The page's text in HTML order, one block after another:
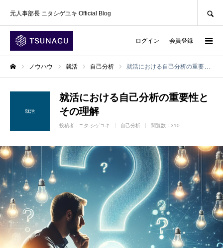
元人事部長 ニタシゲユキ Official Blog
ログイン 会員登録
ノウハウ 就活 自己分析 就活における自己分析の重要性とその理解
就活
就活における自己分析の重要性と
その理解
投稿者 : ニタ シゲユキ 自己分析 閲覧数：310